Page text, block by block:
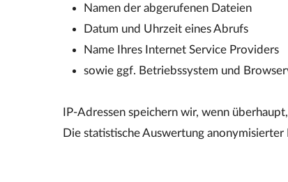
Namen der abgerufenen Dateien
Datum und Uhrzeit eines Abrufs
Name Ihres Internet Service Providers
sowie ggf. Betriebssystem und
IP-Adressen speichern wir, wenn
Die statistische Auswertung